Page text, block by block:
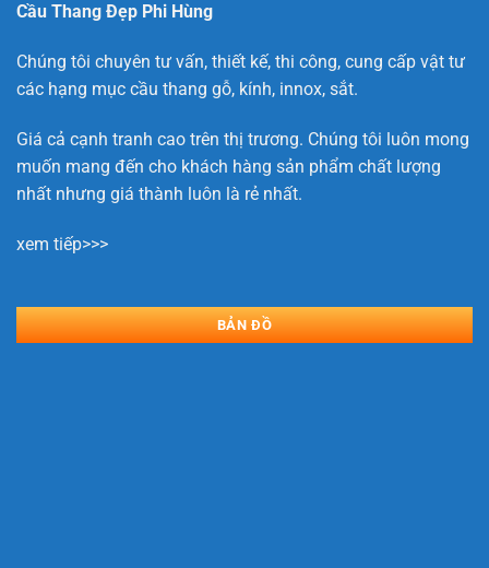
Cầu Thang Đẹp Phi Hùng
Chúng tôi chuyên tư vấn, thiết kế, thi công, cung cấp vật tư
các hạng mục cầu thang gỗ, kính, innox, sắt.
Giá cả cạnh tranh cao trên thị trương. Chúng tôi luôn mong
muốn mang đến cho khách hàng sản phẩm chất lượng
nhất nhưng giá thành luôn là rẻ nhất.
xem tiếp>>>
BẢN ĐỒ